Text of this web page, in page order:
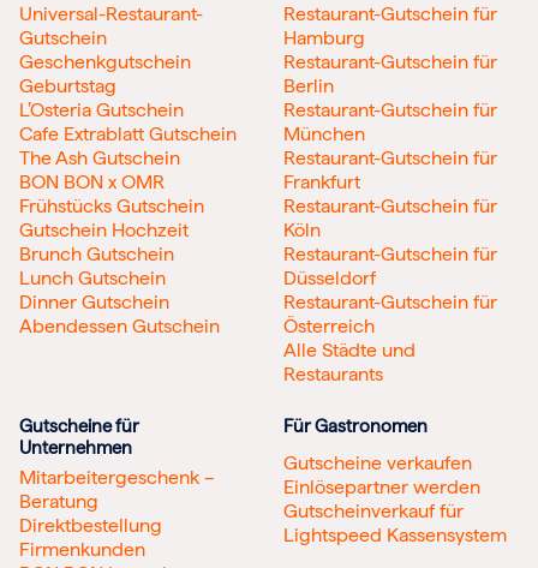
Universal-Restaurant-
Gutschein
Geschenkgutschein
Geburtstag
L’Osteria Gutschein
Cafe Extrablatt Gutschein
The Ash Gutschein
BON BON x OMR
Frühstücks Gutschein
Gutschein Hochzeit
Brunch Gutschein
Lunch Gutschein
Dinner Gutschein
Abendessen Gutschein
Restaurant-Gutschein für
Hamburg
Restaurant-Gutschein für
Berlin
Restaurant-Gutschein für
München
Restaurant-Gutschein für
Frankfurt
Restaurant-Gutschein für
Köln
Restaurant-Gutschein für
Düsseldorf
Restaurant-Gutschein für
Österreich
Alle Städte und
Restaurants
Gutscheine für
Unternehmen
Mitarbeitergeschenk –
Beratung
Direktbestellung
Firmenkunden
Für Gastronomen
Gutscheine verkaufen
Einlösepartner werden
Gutscheinverkauf für
Lightspeed Kassensystem